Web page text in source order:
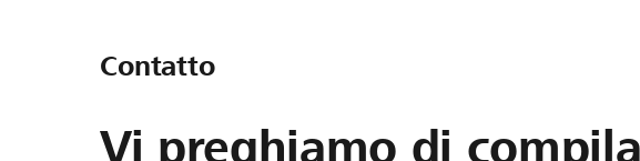
Contatto
Vi preghiamo di